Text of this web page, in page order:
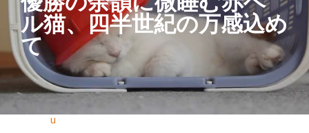
【
I
.
T
o
u
ル猫、四半世紀の万感込め
て